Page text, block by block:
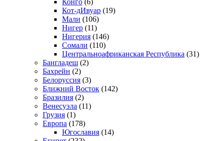
Конго (6)
Кот-дИвуар (19)
Мали (106)
Нигер (11)
Нигерия (146)
Сомали (110)
Центральноафриканская Республика (31)
Бангладеш (2)
Бахрейн (2)
Белоруссия (3)
Ближний Восток (142)
Бразилия (2)
Венесуэла (11)
Грузия (1)
Европа (178)
Югославия (14)